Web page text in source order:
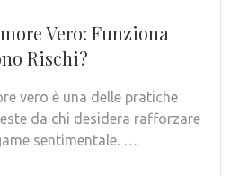
Vero: Funziona
Rischi?
vero è una delle pratiche
da chi desidera rafforzare
sentimentale. …